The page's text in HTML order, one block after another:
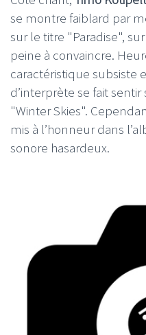
se montre faiblard par
sur le titre "Paradise",
peine à convaincre.
caractéristique subsiste
d’interprète se fait
"Winter Skies".
mis à l’honneur dans
sonore hasardeux.